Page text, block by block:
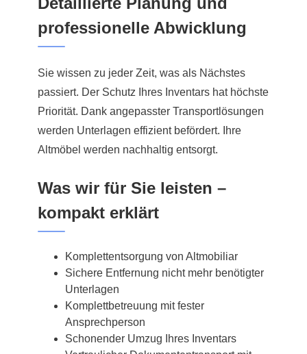
professionelle Abwicklung
Sie wissen zu jeder Zeit, was als Nächstes
passiert. Der Schutz Ihres Inventars hat höchste
Priorität. Dank angepasster Transportlösungen
werden Unterlagen effizient befördert. Ihre
Altmöbel werden nachhaltig entsorgt.
Was wir für Sie leisten –
kompakt erklärt
Komplettentsorgung von Altmobiliar
Sichere Entfernung nicht mehr benötigter
Unterlagen
Komplettbetreuung mit fester
Ansprechperson
Schonender Umzug Ihres Inventars